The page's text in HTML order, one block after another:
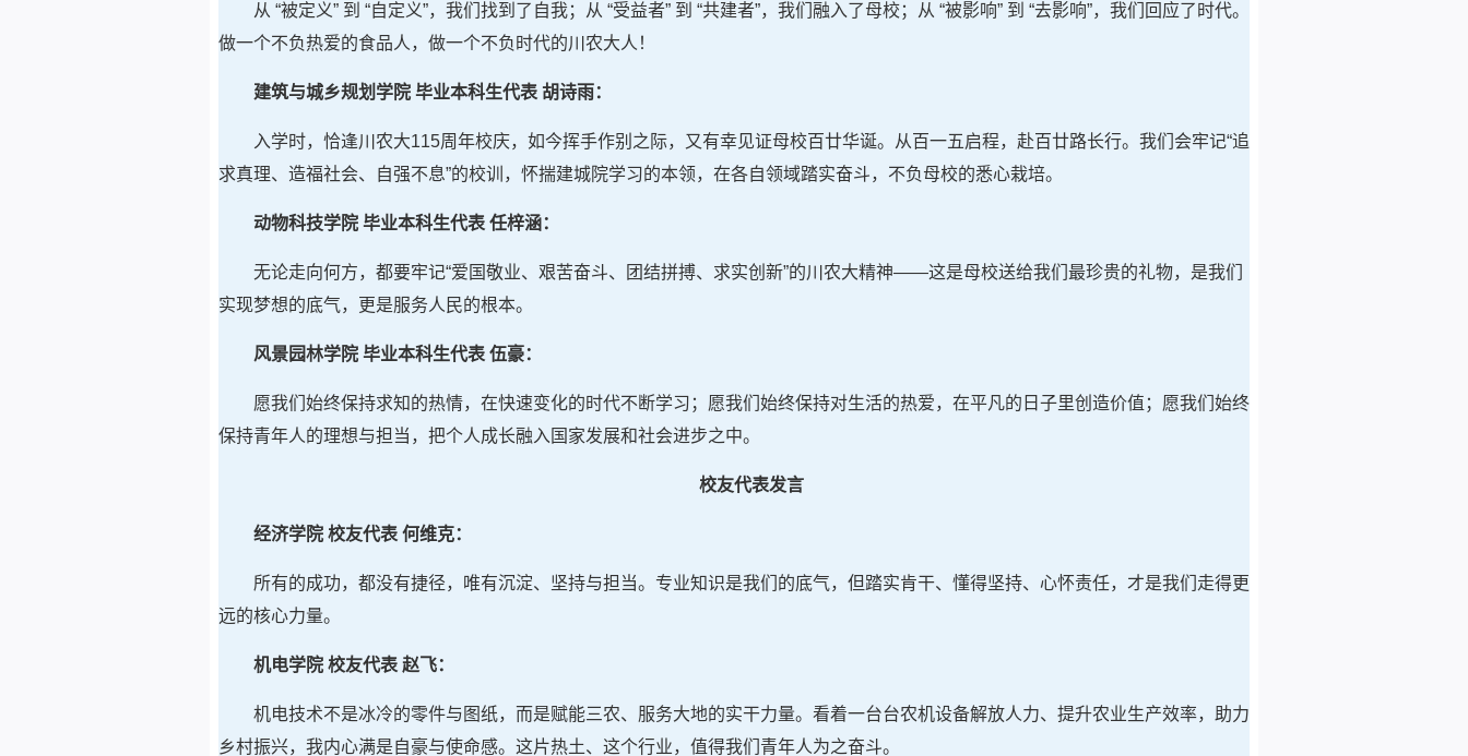
从 “被定义” 到 “自定义”，我们找到了自我；从 “受益者” 到 “共建者”，我们融入了母校；从 “被影响” 到 “去影响”，我们回应了时代。
做一个不负热爱的食品人，做一个不负时代的川农大人！
建筑与城乡规划学院 毕业本科生代表 胡诗雨：
入学时，恰逢川农大115周年校庆，如今挥手作别之际，又有幸见证母校百廿华诞。从百一五启程，赴百廿路长行。我们会牢记“追
求真理、造福社会、自强不息”的校训，怀揣建城院学习的本领，在各自领域踏实奋斗，不负母校的悉心栽培。
动物科技学院 毕业本科生代表 任梓涵：
无论走向何方，都要牢记“爱国敬业、艰苦奋斗、团结拼搏、求实创新”的川农大精神——这是母校送给我们最珍贵的礼物，是我们
实现梦想的底气，更是服务人民的根本。
风景园林学院 毕业本科生代表 伍豪：
愿我们始终保持求知的热情，在快速变化的时代不断学习；愿我们始终保持对生活的热爱，在平凡的日子里创造价值；愿我们始终
保持青年人的理想与担当，把个人成长融入国家发展和社会进步之中。
校友代表发言
经济学院 校友代表 何维克：
所有的成功，都没有捷径，唯有沉淀、坚持与担当。专业知识是我们的底气，但踏实肯干、懂得坚持、心怀责任，才是我们走得更
远的核心力量。
机电学院 校友代表 赵飞：
机电技术不是冰冷的零件与图纸，而是赋能三农、服务大地的实干力量。看着一台台农机设备解放人力、提升农业生产效率，助力
乡村振兴，我内心满是自豪与使命感。这片热土、这个行业，值得我们青年人为之奋斗。